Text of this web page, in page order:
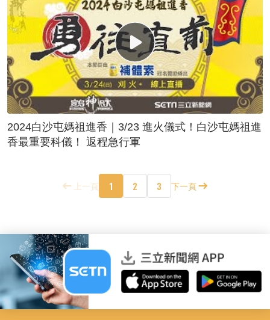
2024白沙屯媽祖進香｜3/23 進火儀式！白沙屯媽祖進
香最重要科儀！ 返程急行軍
上一頁 1 2 3 下一頁